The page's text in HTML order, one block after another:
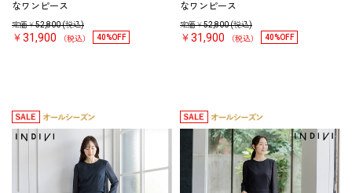
なワンピース
定価￥52,800(税込)
￥31,900 （税込） 40%OFF
なワンピース
定価￥52,800(税込)
￥31,900 （税込） 40%OFF